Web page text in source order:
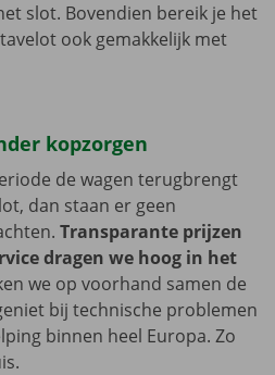
slot. Bovendien bereik je het
ook gemakkelijk met
kopzorgen
de wagen terugbrengt
dan staan er geen
Transparante prijzen
dragen we hoog in het
we op voorhand samen de
bij technische problemen
binnen heel Europa. Zo